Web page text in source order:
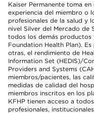
Kaiser Permanente toma
experiencia del miembro o
profesionales de la salud y
nivel Silver del Mercado de
todos los demás productos
Foundation Health Plan).
otras, el rendimiento de
Information Set (HEDIS)/
Providers and Systems
miembros/pacientes, las
medidas de calidad del
miembros inscritos en los
KFHP tienen acceso a
profesionales,